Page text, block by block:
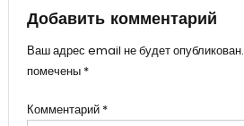
записям
Добавить комментарий
Ваш адрес email не будет опубликован.
помечены *
Комментарий *